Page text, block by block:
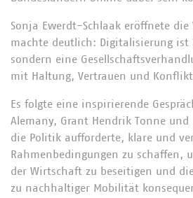
Sonja Ewerdt-Schlaak eröffnete die
machte deutlich: Digitalisierung ist
sondern eine
mit Haltung, Vertrauen und
Es folgte eine inspirierende
Alemany, Grant Hendrik Tonne
die Politik aufforderte, klare und
Rahmenbedingungen zu schaffen,
der Wirtschaft zu beseitigen und
zu nachhaltiger Mobilität